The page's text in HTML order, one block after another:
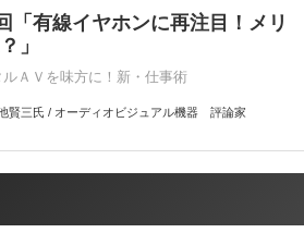
「有線イヤホンに再注目！メリ
」
ルＡＶを味方に！新・仕事術
賢三氏 / オーディオビジュアル機器 評論家